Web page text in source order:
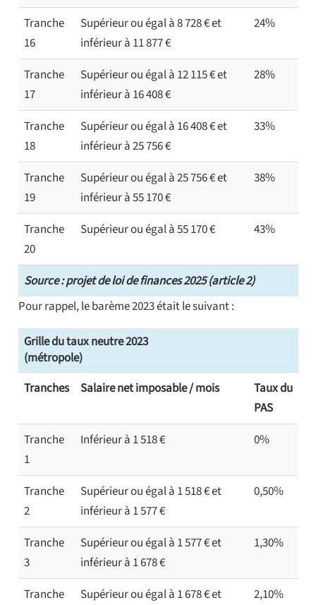
Source : projet de loi de finances 2025 (article 2)
Tranche
16
Supérieur ou égal à 8 728 € et
inférieur à 11 877 €
24%
Tranche
17
Supérieur ou égal à 12 115 € et
inférieur à 16 408 €
28%
Tranche
18
Supérieur ou égal à 16 408 € et
inférieur à 25 756 €
33%
Tranche
19
Supérieur ou égal à 25 756 € et
inférieur à 55 170 €
38%
Tranche
20
Supérieur ou égal à 55 170 € 43%
Pour rappel, le barème 2023 était le suivant :
Grille du taux neutre 2023
(métropole)
Tranches
Salaire net imposable / mois
Taux du
PAS
Tranche
1
Inférieur à 1 518 € 0%
Tranche
2
Supérieur ou égal à 1 518 € et
inférieur à 1 577 €
0,50%
Tranche
3
Supérieur ou égal à 1 577 € et
inférieur à 1 678 €
1,30%
Tranche
Supérieur ou égal à 1 678 € et
2,10%